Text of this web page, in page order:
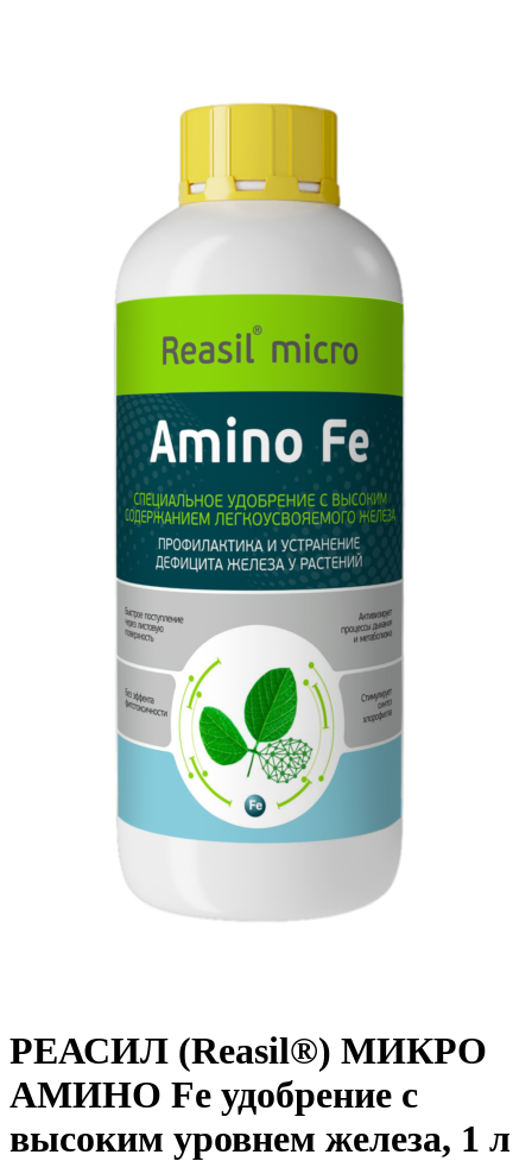
РЕАСИЛ (Reasil®) МИКРО
АМИНО Fe удобрение с
высоким уровнем железа, 1 л